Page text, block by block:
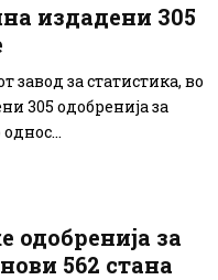
издадени 305
за статистика, во
305 одобренија за
одобренија за
562 стана